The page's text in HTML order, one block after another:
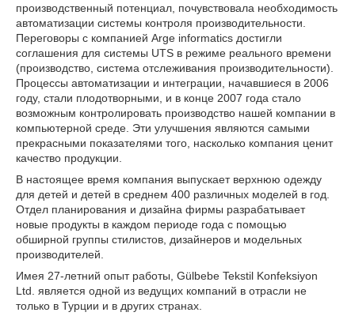
производственный потенциал, почувствовала необходимость
автоматизации системы контроля производительности.
Переговоры с компанией Arge informatics достигли
соглашения для системы UTS в режиме реального времени
(производство, система отслеживания производительности).
Процессы автоматизации и интеграции, начавшиеся в 2006
году, стали плодотворными, и в конце 2007 года стало
возможным контролировать производство нашей компании в
компьютерной среде. Эти улучшения являются самыми
прекрасными показателями того, насколько компания ценит
качество продукции.
В настоящее время компания выпускает верхнюю одежду
для детей и детей в среднем 400 различных моделей в год.
Отдел планирования и дизайна фирмы разрабатывает
новые продукты в каждом периоде года с помощью
обширной группы стилистов, дизайнеров и модельных
производителей.
Имея 27-летний опыт работы, Gülbebe Tekstil Konfeksiyon
Ltd. является одной из ведущих компаний в отрасли не
только в Турции и в других странах.